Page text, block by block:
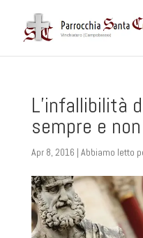
L’infallibilità
sempre e
Apr 8, 2016 | Abbiamo letto